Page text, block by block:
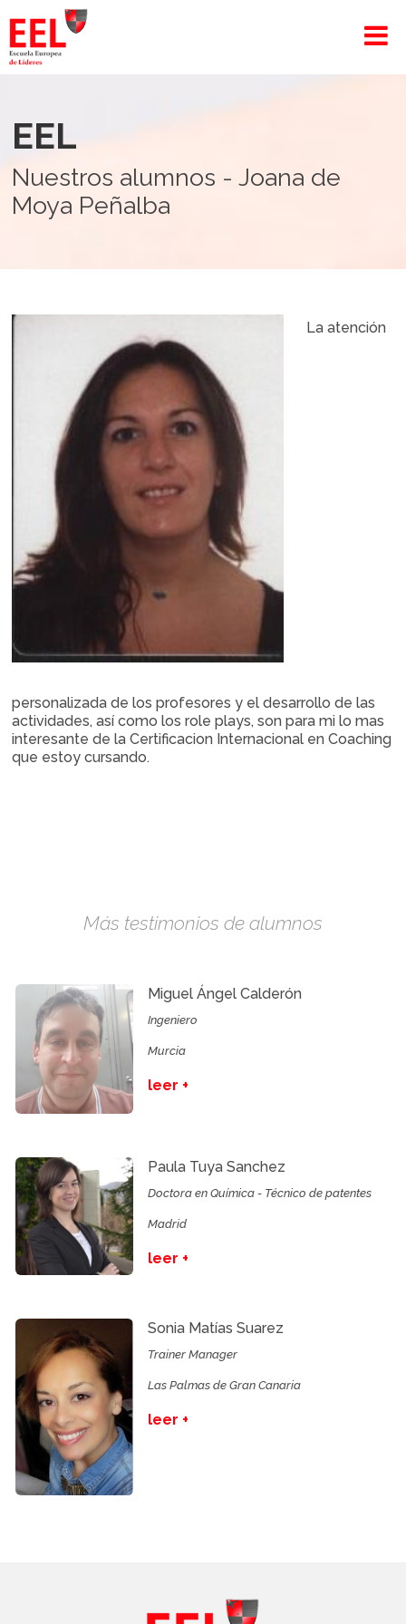
EEL
Nuestros alumnos - Joana de
Moya Peñalba
La atención
personalizada de los profesores y el desarrollo de las
actividades, así como los role plays, son para mi lo mas
interesante de la Certificacion Internacional en Coaching
que estoy cursando.
Más testimonios de alumnos
Miguel Ángel Calderón
Ingeniero
Murcia
leer +
Paula Tuya Sanchez
Doctora en Química - Técnico de patentes
Madrid
leer +
Sonia Matías Suarez
Trainer Manager
Las Palmas de Gran Canaria
leer +